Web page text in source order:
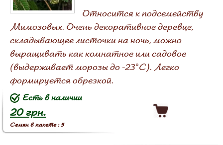
Относится к подсемейству
Мимозовых. Очень декоративное деревце,
складывающее листочки на ночь, можно
выращивать как комнатное или садовое
(выдерживает морозы до -23°С). Легко
формируется обрезкой.
20 грн.
Есть в наличии
Семян в пакете : 5